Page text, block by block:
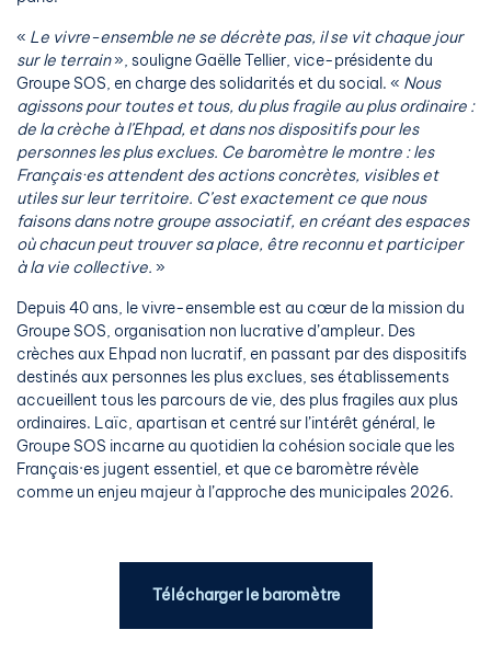
« Le vivre-ensemble ne se décrète pas, il se vit chaque jour
sur le terrain», souligne Gaëlle Tellier, vice-présidente du
Groupe SOS, en charge des solidarités et du social. « Nous
agissons pour toutes et tous, du plus fragile au plus ordinaire :
de la crèche à l’Ehpad, et dans nos dispositifs pour les
personnes les plus exclues. Ce baromètre le montre : les
Français·es attendent des actions concrètes, visibles et
utiles sur leur territoire. C’est exactement ce que nous
faisons dans notre groupe associatif, en créant des espaces
où chacun peut trouver sa place, être reconnu et participer
à la vie collective. »
Depuis 40 ans, le vivre-ensemble est au cœur de la mission du
Groupe SOS, organisation non lucrative d’ampleur. Des
crèches aux Ehpad non lucratif, en passant par des dispositifs
destinés aux personnes les plus exclues, ses établissements
accueillent tous les parcours de vie, des plus fragiles aux plus
ordinaires. Laïc, apartisan et centré sur l’intérêt général, le
Groupe SOS incarne au quotidien la cohésion sociale que les
Français·es jugent essentiel, et que ce baromètre révèle
comme un enjeu majeur à l’approche des municipales 2026.
Télécharger le baromètre